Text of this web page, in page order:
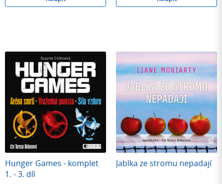
Hunger Games - komplet
1. - 3. díl
Jablka ze stromu nepadají